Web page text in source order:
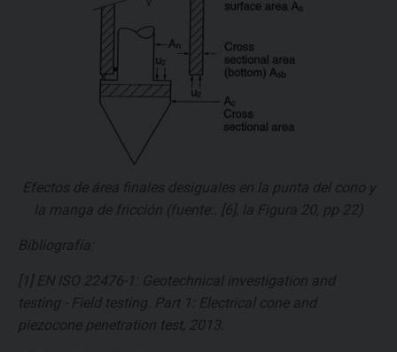
Efectos de área finales desiguales en la punta del cono y
la manga de fricción (fuente:. [6], la Figura 20, pp 22)
Bibliografía:
[1] EN ISO 22476-1: Geotechnical investigation and
testing - Field testing. Part 1: Electrical cone and
piezocone penetration test, 2013.